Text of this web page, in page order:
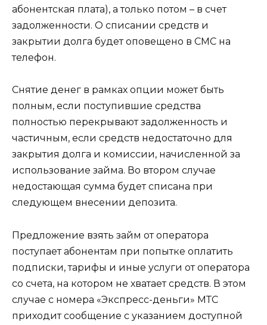
абонентская плата), а только потом – в счет
задолженности. О списании средств и
закрытии долга будет оповещено в СМС на
телефон.
Снятие денег в рамках опции может быть
полным, если поступившие средства
полностью перекрывают задолженность и
частичным, если средств недостаточно для
закрытия долга и комиссии, начисленной за
использование займа. Во втором случае
недостающая сумма будет списана при
следующем внесении депозита.
Предложение взять займ от оператора
поступает абонентам при попытке оплатить
подписки, тарифы и иные услуги от оператора
со счета, на котором не хватает средств. В этом
случае с номера «Экспресс-деньги» МТС
приходит сообщение с указанием доступной